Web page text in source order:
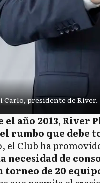
Carlo, presidente de River.
el año 2013,
rumbo que debe
el Club ha
a necesidad de
torneo de 20